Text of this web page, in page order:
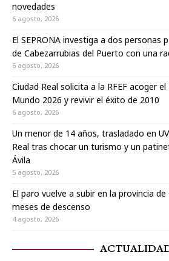
novedades
6 agosto, 2026
El SEPRONA investiga a dos personas
de Cabezarrubias del Puerto con una
6 agosto, 2026
Ciudad Real solicita a la RFEF acoger
Mundo 2026 y revivir el éxito de 2010
6 agosto, 2026
Un menor de 14 años, trasladado en
Real tras chocar un turismo y un
Ávila
5 agosto, 2026
El paro vuelve a subir en la provincia
meses de descenso
4 agosto, 2026